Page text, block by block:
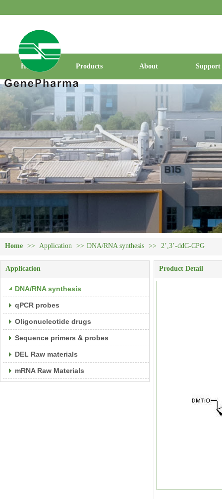
Home Products About Support
Home >> Application >> DNA/RNA synthesis >> 2’,3’-ddC-CPG
Application
DNA/RNA synthesis
qPCR probes
Oligonucleotide drugs
Sequence primers & probes
DEL Raw materials
mRNA Raw Materials
Product Detail